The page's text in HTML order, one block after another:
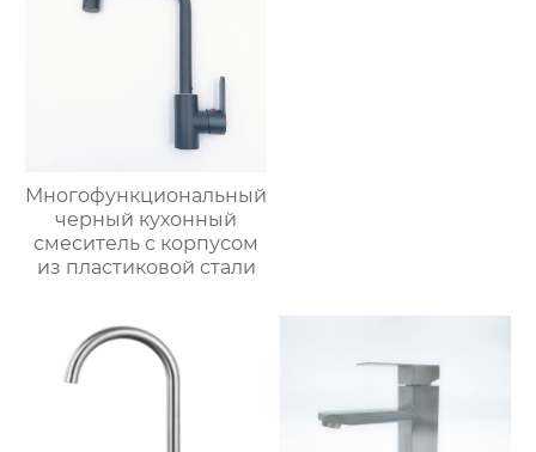
Многофункциональный
черный кухонный
смеситель с корпусом
из пластиковой стали